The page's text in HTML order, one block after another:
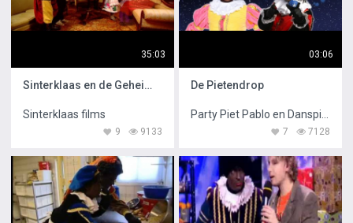
35:03
Sinterklaas en de Geheime Grot
Sinterklaas films
9133
9
03:06
De Pietendrop
7128
7